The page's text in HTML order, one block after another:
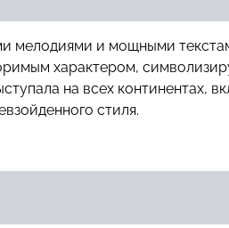
мелодиями и мощными
характером,
на всех континентах,
стиля.